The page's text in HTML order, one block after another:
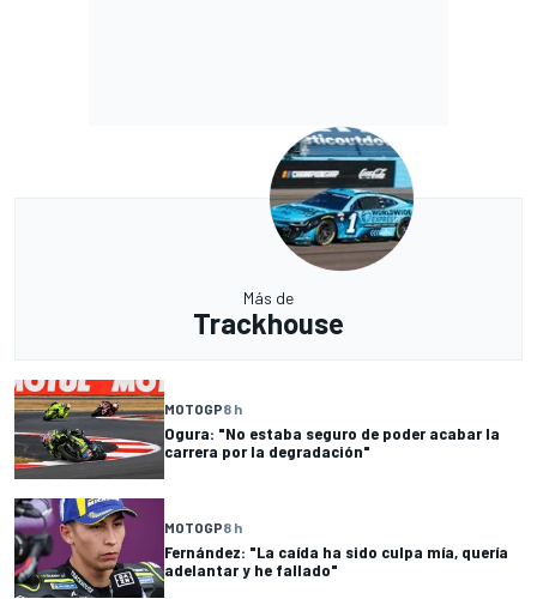
Más de
Trackhouse
MOTOGP8 h
Ogura: "No estaba seguro de poder acabar la
carrera por la degradación"
MOTOGP8 h
Fernández: "La caída ha sido culpa mía, quería
adelantar y he fallado"